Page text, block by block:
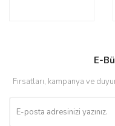
E-
Fırsatları, kampanya ve